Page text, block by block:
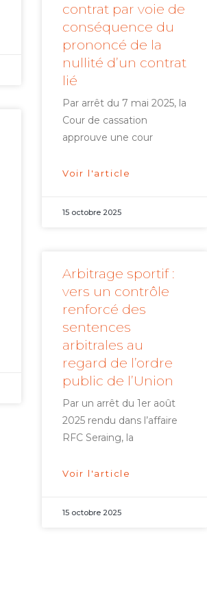
contrat par voie de
conséquence du
prononcé de la
nullité d’un contrat
lié
Par arrêt du 7 mai 2025, la
Cour de cassation
approuve une cour
Voir l'article
15 octobre 2025
Arbitrage sportif :
vers un contrôle
renforcé des
sentences
arbitrales au
regard de l’ordre
public de l’Union
Par un arrêt du 1er août
2025 rendu dans l’affaire
RFC Seraing, la
Voir l'article
15 octobre 2025